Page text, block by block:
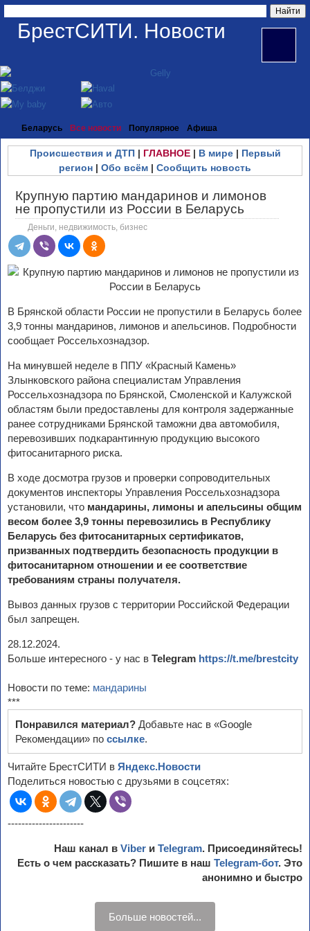
БрестСИТИ. Новости
Беларусь Все новости Популярное Афиша
Происшествия и ДТП| ГЛАВНОЕ| В мире| Первый
регион | Обо всём | Сообщить новость
Крупную партию мандаринов и лимонов
не пропустили из России в Беларусь
Деньги, недвижимость, бизнес
В Брянской области России не пропустили в Беларусь более
3,9 тонны мандаринов, лимонов и апельсинов. Подробности
сообщает Россельхознадзор.
На минувшей неделе в ППУ «Красный Камень»
Злынковского района специалистам Управления
Россельхознадзора по Брянской, Смоленской и Калужской
областям были предоставлены для контроля задержанные
ранее сотрудниками Брянской таможни два автомобиля,
перевозивших подкарантинную продукцию высокого
фитосанитарного риска.
В ходе досмотра грузов и проверки сопроводительных
документов инспекторы Управления Россельхознадзора
установили, что мандарины, лимоны и апельсины общим
весом более 3,9 тонны перевозились в Республику
Беларусь без фитосанитарных сертификатов,
призванных подтвердить безопасность продукции в
фитосанитарном отношении и ее соответствие
требованиям страны получателя.
Вывоз данных грузов с территории Российской Федерации
был запрещен.
28.12.2024.
Больше интересного - у нас в Telegram https://t.me/brestcity
Новости по теме: мандарины
***
Понравился материал? Добавьте нас в «Google
Рекомендации» по ссылке.
Читайте БрестСИТИ в Яндекс.Новости
Поделиться новостью с друзьями в соцсетях:
----------------------
Наш канал в Viber и Telegram. Присоединяйтесь!
Есть о чем рассказать? Пишите в наш Telegram-бот. Это
анонимно и быстро
Больше новостей...